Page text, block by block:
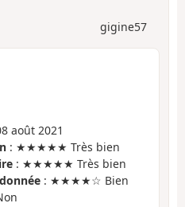
gigine57
août 2021
: ★★★★★ Très bien
: ★★★★★ Très bien
: ★★★★☆ Bien